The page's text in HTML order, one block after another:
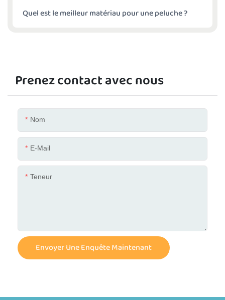
Quel est le meilleur matériau pour une peluche ?
Prenez contact avec nous
Nom
E-Mail
Teneur
Envoyer Une Enquête Maintenant